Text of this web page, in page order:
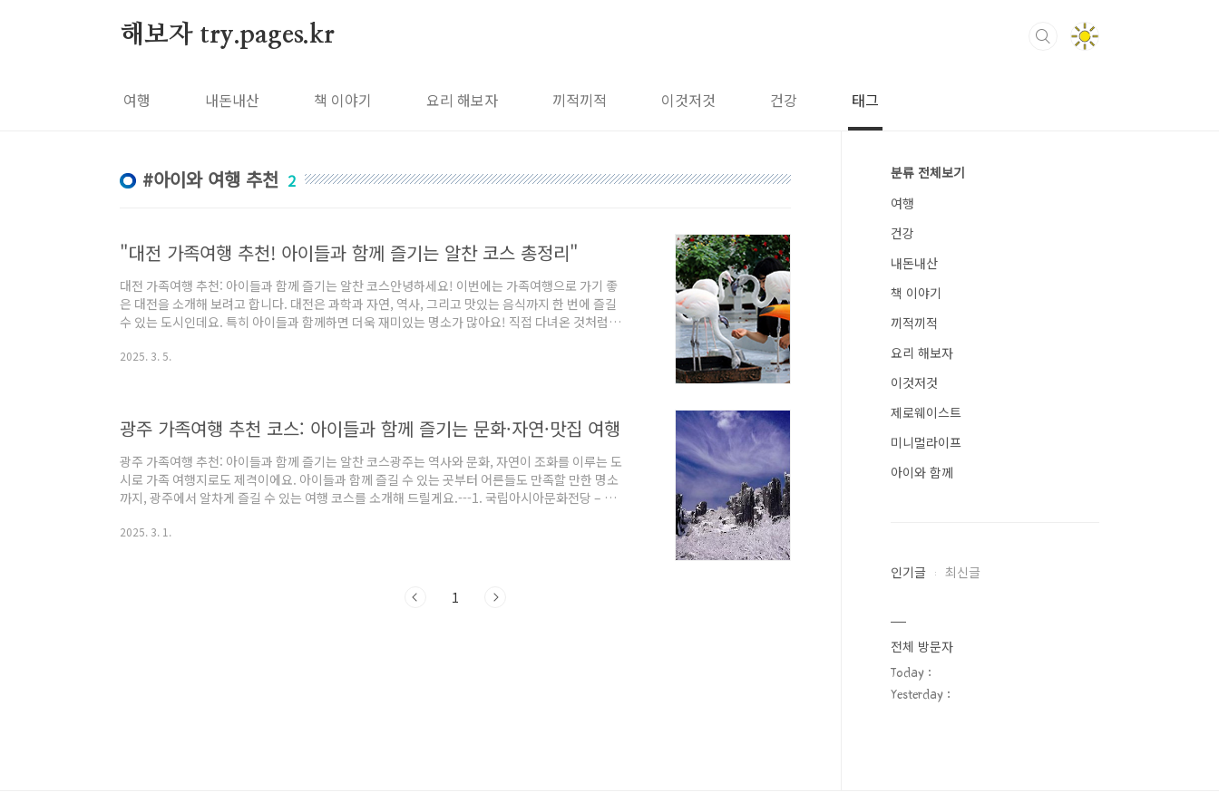
해보자 try.pages.kr
여행 내돈내산 책 이야기 요리 해보자 끼적끼적 이것저것 건강 태그
아이와 여행 추천 2
"대전 가족여행 추천! 아이들과 함께 즐기는 알찬 코스 총정리"
대전 가족여행 추천: 아이들과 함께 즐기는 알찬 코스안녕하세요! 이번에는 가족여행으로 가기 좋
은 대전을 소개해 보려고 합니다. 대전은 과학과 자연, 역사, 그리고 맛있는 음식까지 한 번에 즐길
수 있는 도시인데요. 특히 아이들과 함께하면 더욱 재미있는 명소가 많아요! 직접 다녀온 것처럼 생
학관 & 천체관과학을 좋아하는 아이들에게 딱!국립중앙과학관은 다양한 체험 전시가 많아 아이들
2025. 3. 5.
광주 가족여행 추천 코스: 아이들과 함께 즐기는 문화·자연·맛집 여행
광주 가족여행 추천: 아이들과 함께 즐기는 알찬 코스광주는 역사와 문화, 자연이 조화를 이루는 도
시로 가족 여행지로도 제격이에요. 아이들과 함께 즐길 수 있는 곳부터 어른들도 만족할 만한 명소
까지, 광주에서 알차게 즐길 수 있는 여행 코스를 소개해 드릴게요.---1. 국립아시아문화전당 – 예
력을 키워줄 수 있는 다양한 전시와 체험 프로그램이 많아요. 어린이문화원에서는 아이들이 직접
2025. 3. 1.
1
분류 전체보기
여행
건강
내돈내산
책 이야기
끼적끼적
요리 해보자
이것저것
제로웨이스트
미니멀라이프
아이와 함께
인기글 최신글
전체 방문자
Today :
Yesterday :